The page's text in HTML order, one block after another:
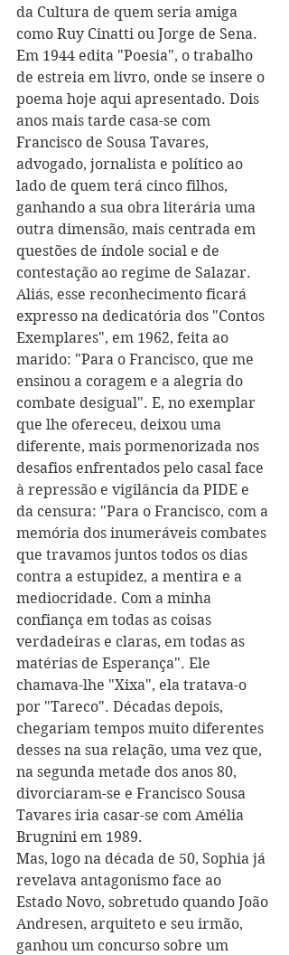
da Cultura de quem seria amiga
como Ruy Cinatti ou Jorge de Sena.
Em 1944 edita "Poesia", o trabalho
de estreia em livro, onde se insere o
poema hoje aqui apresentado. Dois
anos mais tarde casa-se com
Francisco de Sousa Tavares,
advogado, jornalista e político ao
lado de quem terá cinco filhos,
ganhando a sua obra literária uma
outra dimensão, mais centrada em
questões de índole social e de
contestação ao regime de Salazar.
Aliás, esse reconhecimento ficará
expresso na dedicatória dos "Contos
Exemplares", em 1962, feita ao
marido: "Para o Francisco, que me
ensinou a coragem e a alegria do
combate desigual". E, no exemplar
que lhe ofereceu, deixou uma
diferente, mais pormenorizada nos
desafios enfrentados pelo casal face
à repressão e vigilância da PIDE e
da censura: "Para o Francisco, com a
memória dos inumeráveis combates
que travamos juntos todos os dias
contra a estupidez, a mentira e a
mediocridade. Com a minha
confiança em todas as coisas
verdadeiras e claras, em todas as
matérias de Esperança". Ele
chamava-lhe "Xixa", ela tratava-o
por "Tareco". Décadas depois,
chegariam tempos muito diferentes
desses na sua relação, uma vez que,
na segunda metade dos anos 80,
divorciaram-se e Francisco Sousa
Tavares iria casar-se com Amélia
Brugnini em 1989.
Mas, logo na década de 50, Sophia já
revelava antagonismo face ao
Estado Novo, sobretudo quando João
Andresen, arquiteto e seu irmão,
ganhou um concurso sobre um